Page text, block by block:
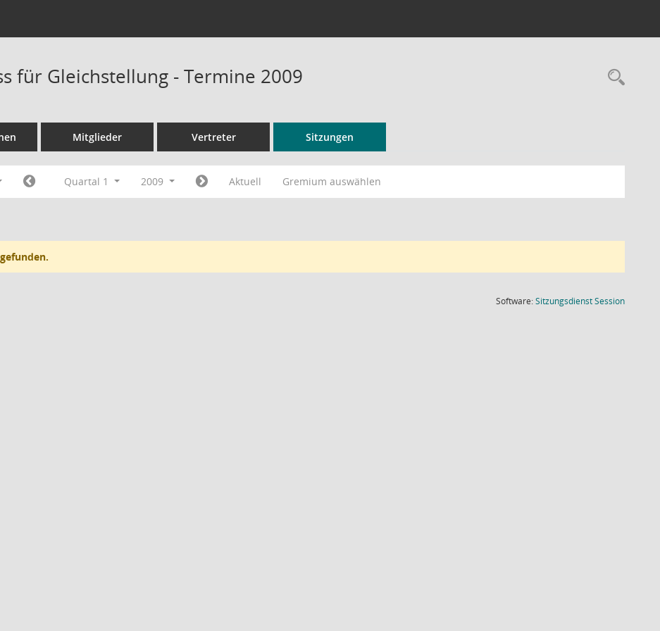
für Gleichstellung - Termine 2009
Mitglieder Vertreter Sitzungen
Quartal 1 2009 Aktuell Gremium auswählen
Software:SitzungsdienstSession(Wird in